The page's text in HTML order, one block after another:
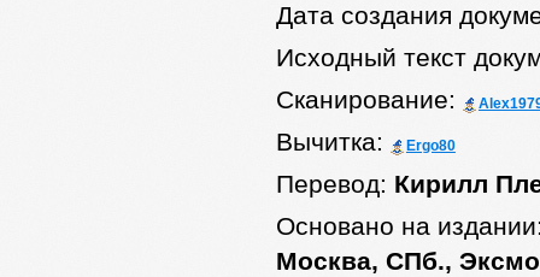
Дата создания
Исходный текст
Сканирование:
Вычитка: Ergo80
Перевод: Кирилл
Основано на
Москва, СПб.,